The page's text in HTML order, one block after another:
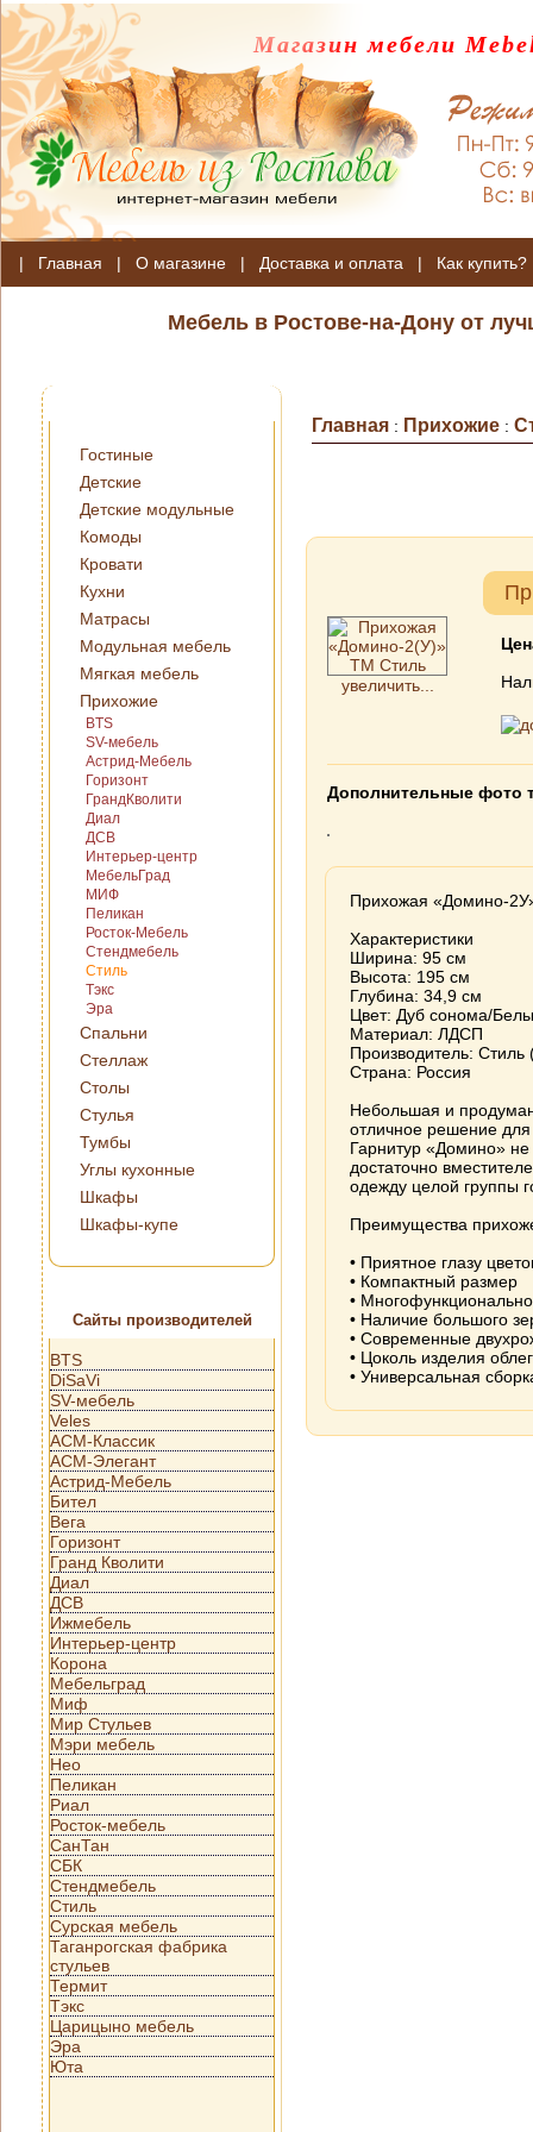
Магазин мебели
| Главная | О магазине | Доставка и оплата | Как купить?
Мебель в Ростове-на-Дону от
Гостиные
Детские
Детские модульные
Комоды
Кровати
Кухни
Матрасы
Модульная мебель
Мягкая мебель
Прихожие
BTS
SV-мебель
Астрид-Мебель
Горизонт
ГрандКволити
Диал
ДСВ
Интерьер-центр
МебельГрад
МИФ
Пеликан
Росток-Мебель
Стендмебель
Стиль
Тэкс
Эра
Спальни
Стеллаж
Столы
Стулья
Тумбы
Углы кухонные
Шкафы
Шкафы-купе
Сайты производителей
BTS
DiSaVi
SV-мебель
Veles
АСМ-Классик
АСМ-Элегант
Астрид-Мебель
Бител
Вега
Горизонт
Гранд Кволити
Диал
ДСВ
Ижмебель
Интерьер-центр
Корона
Мебельград
Миф
Мир Стульев
Мэри мебель
Нео
Пеликан
Риал
Росток-мебель
СанТан
СБК
Стендмебель
Стиль
Сурская мебель
Таганрогская фабрика
стульев
Термит
Тэкс
Царицыно мебель
Эра
Юта
Главная : Прихожие :
увеличить...
Дополнительные фото
Прихожая «Домино-
Характеристики
Ширина: 95 см
Высота: 195 см
Глубина: 34,9 см
Цвет: Дуб сонома/
Материал: ЛДСП
Производитель: Стиль
Страна: Россия
Небольшая и
отличное решение для
Гарнитур «Домино»
достаточно
одежду целой группы
Преимущества
• Приятное глазу
• Компактный размер
•
• Наличие большого
• Современные
• Цоколь изделия
• Универсальная